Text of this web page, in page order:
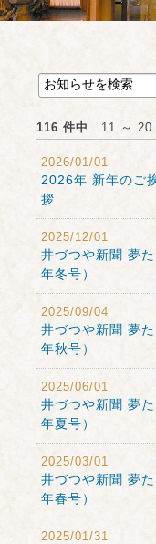
116 件中 11 ～ 20
2026/01/01
2026年 新年のご
2025/12/01
井づつや新聞 夢
年冬号）
2025/09/04
井づつや新聞 夢
年秋号）
2025/06/01
井づつや新聞 夢
年夏号）
2025/03/01
井づつや新聞 夢
年春号
2025/01/31